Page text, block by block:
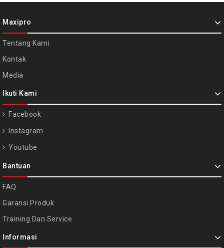
Maxipro
Tentang Kami
Kontak
Media
Ikuti Kami
Facebook
Instagram
Youtube
Bantuan
FAQ
Garansi Produk
Training Dan Service
Informasi